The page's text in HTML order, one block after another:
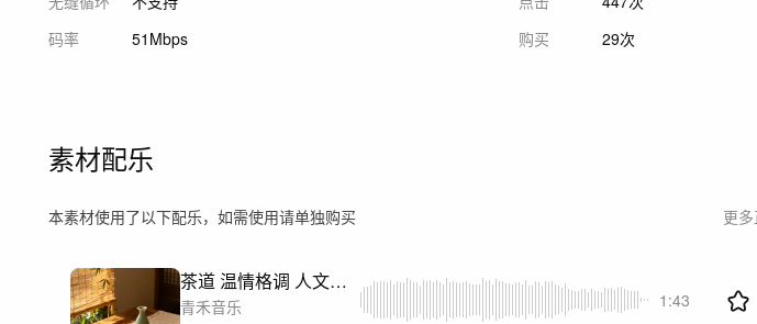
码率
51Mbps
购买
29次
素材配乐
本素材使用了以下配乐，如需使用请单独购买 更
茶道 温情格调 人文故事 白酒
青禾音乐 1:43